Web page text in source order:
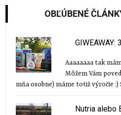
OBĽÚBENÉ
GIWEAWAY:
Aaaaaaaa tak
Môžem Vám
mňa osobne) máme totiž výročie
Nutria alebo